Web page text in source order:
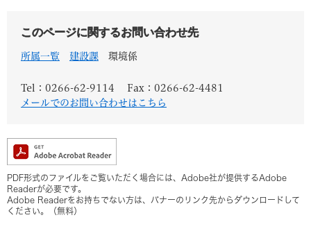
このページに関するお問い合わせ先
所属一覧 建設課 環境係
Tel：0266-62-9114
Fax：0266-62-4481
メールでのお問い合わせはこちら
PDF形式のファイルをご覧いただく場合には、Adobe社が提供するAdobe
Readerが必要です。
Adobe Readerをお持ちでない方は、バナーのリンク先からダウンロードして
ください。（無料）